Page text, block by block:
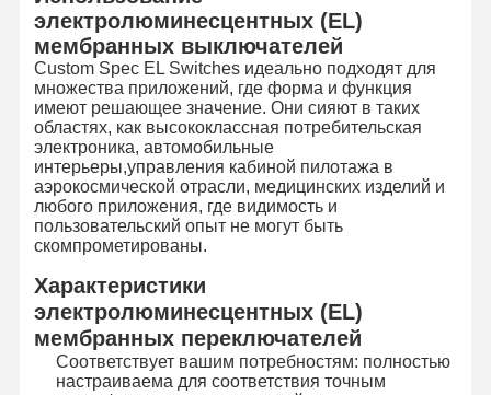
Экскурсия
По Заводу
Контроль
Качества
Свяжитесь С
Нами
Новости
Запросите
Цитату
Изготовленный на заказ переключатель мембраны
Промышленный переключатель мембраны
Гибкий переключатель мембраны
электролюминесцентных (EL)
мембранных выключателей
Custom Spec EL Switches идеально подходят для
множества приложений, где форма и функция
имеют решающее значение. Они сияют в таких
областях, как высококлассная потребительская
электроника, автомобильные
интерьеры,управления кабиной пилотажа в
аэрокосмической отрасли, медицинских изделий и
любого приложения, где видимость и
пользовательский опыт не могут быть
скомпрометированы.
Характеристики
электролюминесцентных (EL)
мембранных переключателей
Соответствует вашим потребностям: полностью
настраиваема для соответствия точным